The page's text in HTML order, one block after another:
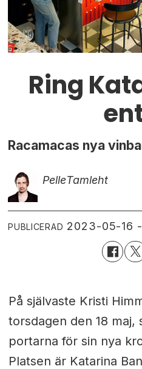
Ring
Racamacas nya
PelleTamleht
PUBLICERAD 2023-05-16 -
På självaste Kristi
torsdagen den 18 maj,
portarna för sin nya
Platsen är Katarina